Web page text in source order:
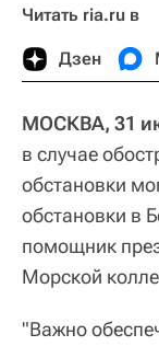
Читать ria.ru в
Дзен
МОСКВА, 31
в случае
обстановки
обстановки в
помощник
Морской
"Важно